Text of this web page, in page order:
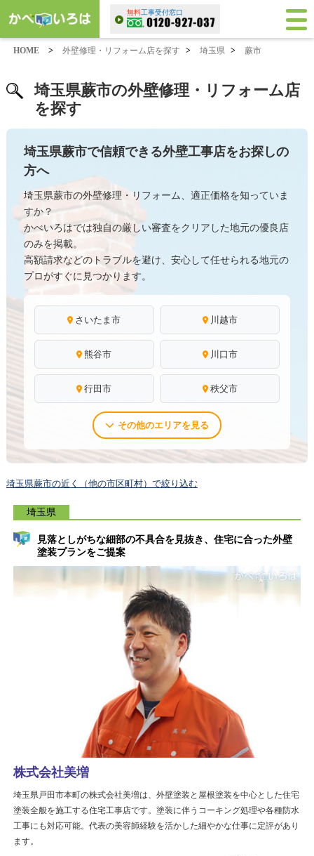
無料工事受付窓口
HOME > 外壁修理・リフォーム店を探す > 埼玉県 > 蕨市
埼玉県蕨市の外壁修理・リフォーム店
を探す
埼玉県蕨市で信頼できる外壁工事店をお探しの
方へ
埼玉県蕨市の外壁修理・リフォーム、適正価格を知っていま
すか？
かべいろはでは独自の厳しい審査をクリアした地元の優良店
のみを掲載。
高額請求などのトラブルを避け、安心して任せられる地元の
プロがすぐに見つかります。
さいたま市 川越市
熊谷市 川口市
行田市 秩父市
その他のエリアを見る
埼玉県蕨市の近く（他の市区町村）で絞り込む
埼玉県
見落としがちな細部の不具合を見抜き、住宅に合った外壁
塗装プランをご提案
株式会社美増
埼玉県戸田市本町の株式会社美増は、外壁塗装と屋根塗装を中心とした住宅
塗装全般を施工する住宅工事店です。塗装に伴うコーキング処理や各種防水
工事にも対応可能。代表の美容師経験を活かした細やかな仕事に定評があり
ます。